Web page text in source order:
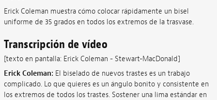
Erick Coleman muestra cómo colocar rápidamente un bisel
uniforme de 35 grados en todos los extremos de la trasvase.
Transcripción de vídeo
[texto en pantalla: Erick Coleman - Stewart-MacDonald]
Erick Coleman: El biselado de nuevos trastes es un trabajo
complicado. Lo que quieres es un ángulo bonito y consistente en
los extremos de todos los trastes. Sostener una lima estándar en